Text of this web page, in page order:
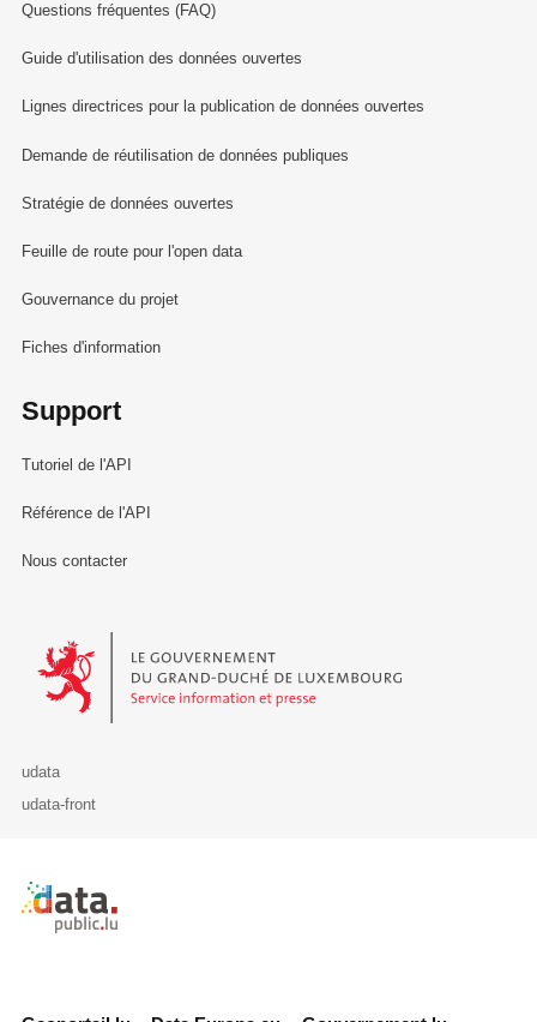
Questions fréquentes (FAQ)
Guide d'utilisation des données ouvertes
Lignes directrices pour la publication de données ouvertes
Demande de réutilisation de données publiques
Stratégie de données ouvertes
Feuille de route pour l'open data
Gouvernance du projet
Fiches d'information
Support
Tutoriel de l'API
Référence de l'API
Nous contacter
Le Gouvernement du Grand-Duché de Luxembourg - Service
udata
udata-front
Retour à l'accueil de data.public.lu